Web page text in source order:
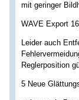
mit geringer
WAVE Export
Leider auch
Reglerposition
5 Neue